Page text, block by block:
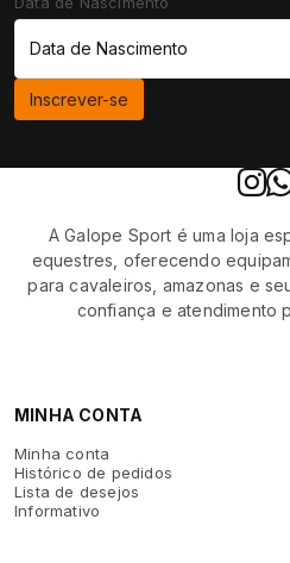
Inscrever-se
A Galope Sport é uma loja
equestres, oferecendo
para cavaleiros, amazonas e
confiança e atendimento
MINHA CONTA
Minha conta
Histórico de pedidos
Lista de desejos
Informativo